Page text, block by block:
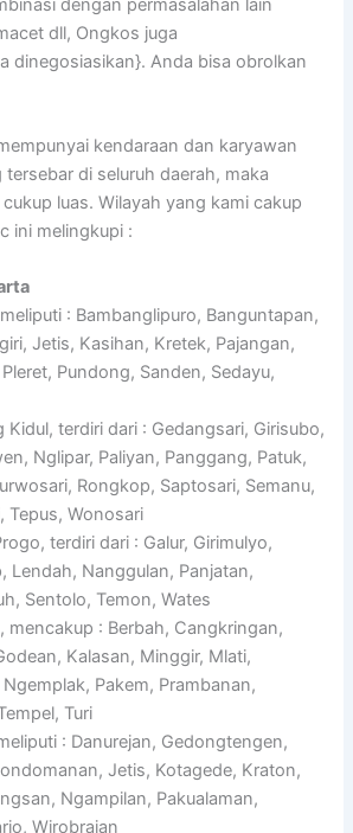
dengan permasalahan lain
dll, Ongkos juga
dinegosiasikan}. Anda bisa obrolkan
kendaraan dan karyawan
di seluruh daerah, maka
luas. Wilayah yang kami cakup
ini melingkupi :
: Bambanglipuro, Banguntapan,
Jetis, Kasihan, Kretek, Pajangan,
Pundong, Sanden, Sedayu,
Kidul, terdiri dari : Gedangsari, Girisubo,
Nglipar, Paliyan, Panggang, Patuk,
Rongkop, Saptosari, Semanu,
Tepus, Wonosari
terdiri dari : Galur, Girimulyo,
Lendah, Nanggulan, Panjatan,
Sentolo, Temon, Wates
mencakup : Berbah, Cangkringan,
Kalasan, Minggir, Mlati,
Pakem, Prambanan,
Turi
: Danurejan, Gedongtengen,
Jetis, Kotagede, Kraton,
Ngampilan, Pakualaman,
Wirobrajan